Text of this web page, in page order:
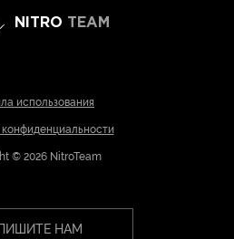
NITRO TEAM
использования
© 2026 NitroTeam
НАМ